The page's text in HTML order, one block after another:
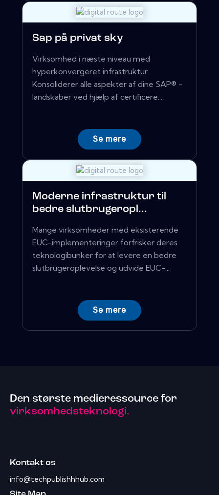
Sap på privat sky
Virksomhed i næste niveau med
hyperkonvergeret infrastruktur.
Konsoliderer alle aspekter af dine SAP® -
landskaber ved hjælp af certificere...
Se mere
Moderne infrastruktur til
bedre slutbrugeropl...
Mange virksomheder med eksisterende
EUC-implementeringer forfrisker deres
teknologibunker for at levere en bedre
slutbrugeroplevelse og udvide EUC-...
Se mere
Den største medieressource for
virksomhedsteknologi.
Kontakt os
info@techpublishhhub.com